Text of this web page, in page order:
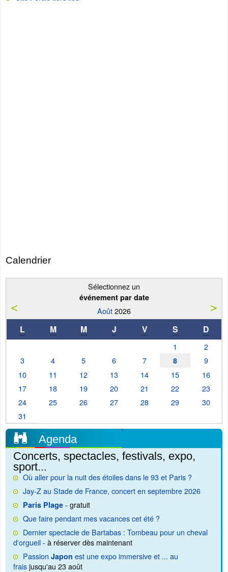
Calendrier
Sélectionnez un
événement par date
Août2026
L M M J V S D
1
2
3
4 5 6 7 8
9
10
11 12 13 14 15
16
17
18 19 20 21 22
23
24
25 26 27 28 29
30
31
Agenda
Concerts, spectacles, festivals, expo,
sport...
Où aller pour la nuit des étoiles dans le 93 et Paris ?
Jay-Z au Stade de France, concert en septembre 2026
Paris Plage - gratuit
Que faire pendant mes vacances cet été ?
Dernier spectacle de Bartabas : Tombeau pour un cheval
d'orgueil- à réserver dès maintenant
Passion Japon est une expo immersive et ... au
fraisjusqu'au 23 août